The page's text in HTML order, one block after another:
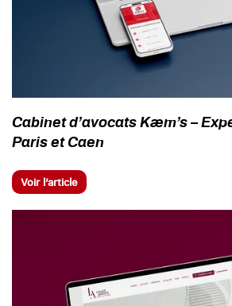
Cabinet d’avocats Kæm’s –
Paris et Caen
Voir l’article